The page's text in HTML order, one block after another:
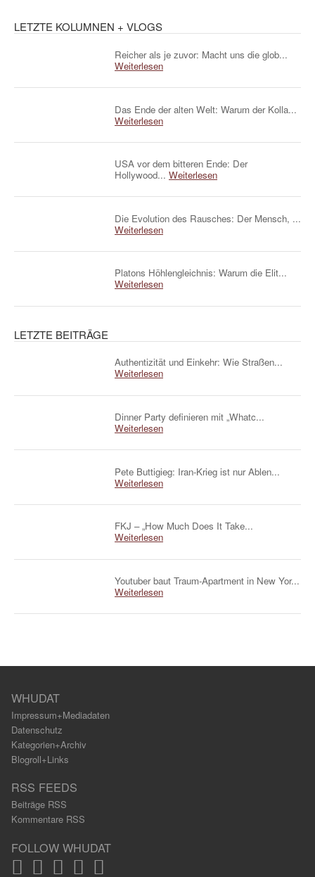
LETZTE KOLUMNEN + VLOGS
Reicher als je zuvor: Macht uns die glob...
Weiterlesen
Das Ende der alten Welt: Warum der Kolla...
Weiterlesen
USA vor dem bitteren Ende: Der
Hollywood... Weiterlesen
Die Evolution des Rausches: Der Mensch, ...
Weiterlesen
Platons Höhlengleichnis: Warum die Elit...
Weiterlesen
LETZTE BEITRÄGE
Authentizität und Einkehr: Wie Straßen...
Weiterlesen
Dinner Party definieren mit „Whatc...
Weiterlesen
Pete Buttigieg: Iran-Krieg ist nur Ablen...
Weiterlesen
FKJ – „How Much Does It Take...
Weiterlesen
Youtuber baut Traum-Apartment in New Yor...
Weiterlesen
WHUDAT
Impressum+Mediadaten
Datenschutz
Kategorien+Archiv
Blogroll+Links
RSS FEEDS
Beiträge RSS
Kommentare RSS
FOLLOW WHUDAT